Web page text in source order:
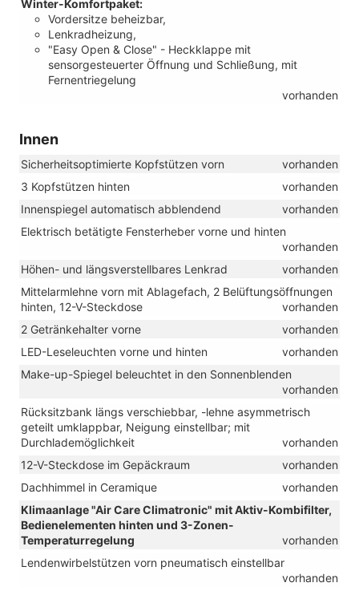
Winter-Komfortpaket:
Vordersitze beheizbar,
Lenkradheizung,
"Easy Open & Close" - Heckklappe mit
sensorgesteuerter Öffnung und Schließung, mit
Fernentriegelung
vorhanden
Innen
Sicherheitsoptimierte Kopfstützen vorn
vorhanden
3 Kopfstützen hinten
vorhanden
Innenspiegel automatisch abblendend
vorhanden
Elektrisch betätigte Fensterheber vorne und hinten
vorhanden
Höhen- und längsverstellbares Lenkrad
vorhanden
Mittelarmlehne vorn mit Ablagefach, 2 Belüftungsöffnungen
hinten, 12-V-Steckdose
vorhanden
2 Getränkehalter vorne
vorhanden
LED-Leseleuchten vorne und hinten
vorhanden
Make-up-Spiegel beleuchtet in den Sonnenblenden
vorhanden
Rücksitzbank längs verschiebbar, -lehne asymmetrisch
geteilt umklappbar, Neigung einstellbar; mit
Durchlademöglichkeit
vorhanden
12-V-Steckdose im Gepäckraum
vorhanden
Dachhimmel in Ceramique
vorhanden
Klimaanlage "Air Care Climatronic" mit Aktiv-Kombifilter,
Bedienelementen hinten und 3-Zonen-
Temperaturregelung
vorhanden
Lendenwirbelstützen vorn pneumatisch einstellbar
vorhanden